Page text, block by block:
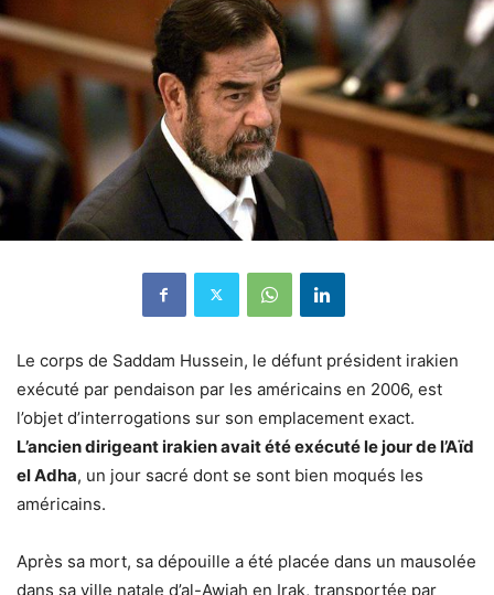
Le corps de Saddam Hussein, le défunt président irakien
exécuté par pendaison par les américains en 2006, est
l’objet d’interrogations sur son emplacement exact.
L’ancien dirigeant irakien avait été exécuté le jour de l’Aïd
el Adha, un jour sacré dont se sont bien moqués les
américains.
Après sa mort, sa dépouille a été placée dans un mausolée
dans sa ville natale d’al-Awjah en Irak, transportée par